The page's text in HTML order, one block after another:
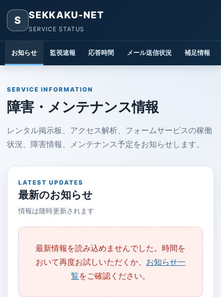
S SEKKAKU-NET
SERVICE STATUS
お知らせ 監視速報 応答時間 メール送信状況 補足情報
SERVICE INFORMATION
障害・メンテナンス情報
レンタル掲示板、アクセス解析、フォームサービスの稼働
状況、障害情報、メンテナンス予定をお知らせします。
LATEST UPDATES
最新のお知らせ
情報は随時更新されます
最新情報を読み込めませんでした。時間を
おいて再度お試しいただくか、 お知らせ一
覧をご確認ください。